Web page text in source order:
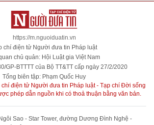
https://m.nguoiduatin.vn
chí điện tử Người đưa tin Pháp luật
chủ quản: Hội Luật gia Việt Nam
GP-BTTTT của Bộ TT&TT cấp ngày 27/2/2020
Tổng biên tập: Phạm Quốc Huy
chí điện tử Người đưa tin Pháp luật - Tạp chí Đời sống
phép dẫn nguồn khi có thoả thuận bằng văn bản.
Sao - Star Tower, đường Dương Đình Nghệ -